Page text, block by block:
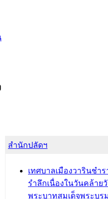
สำนักปลัดฯ
เทศบาลเมืองวารินชำ
รำลึกเนื่องในวันคล้าย
พระบาทสมเด็จพระบร